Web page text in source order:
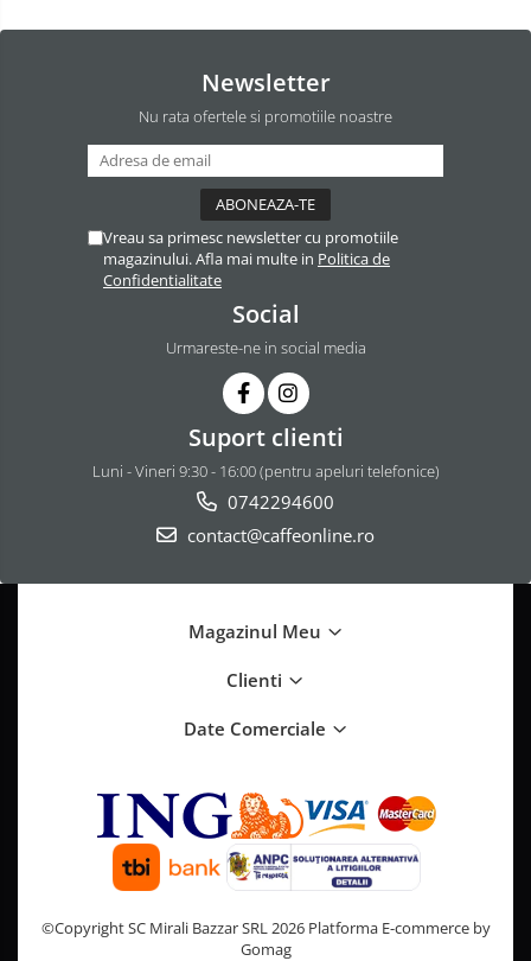
Newsletter
Nu rata ofertele si promotiile noastre
Vreau sa primesc newsletter cu promotiile
magazinului. Afla mai multe in Politica de
Confidentialitate
Social
Urmareste-ne in social media
Suport clienti
Luni - Vineri 9:30 - 16:00 (pentru apeluri telefonice)
0742294600
contact@caffeonline.ro
Magazinul Meu
Clienti
Date Comerciale
©Copyright SC Mirali Bazzar SRL 2026 Platforma E-commerce by
Gomag